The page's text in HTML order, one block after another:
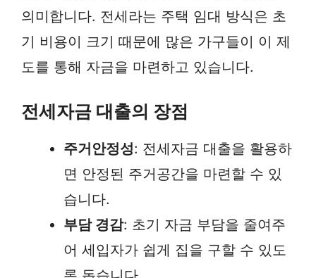
의미합니다. 전세라는 주택 임대 방식은 초
기 비용이 크기 때문에 많은 가구들이 이 제
도를 통해 자금을 마련하고 있습니다.
전세자금 대출의 장점
주거안정성: 전세자금 대출을 활용하
면 안정된 주거공간을 마련할 수 있
습니다.
부담 경감: 초기 자금 부담을 줄여주
어 세입자가 쉽게 집을 구할 수 있도